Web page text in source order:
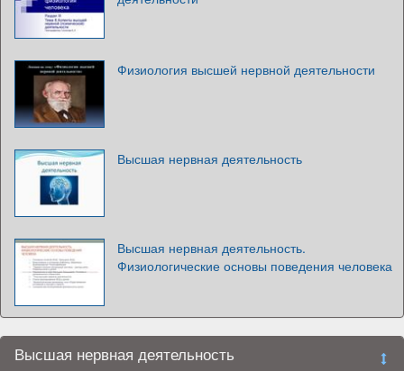
Физиология высшей нервной деятельности
Высшая нервная деятельность
Высшая нервная деятельность.
Физиологические основы поведения человека
Высшая нервная деятельность